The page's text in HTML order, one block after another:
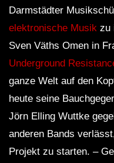
Darmstädter
elektronische Musik zu
Sven Väths Omen in
Underground
ganze Welt auf den
heute seine
Jörn Elling Wuttke
anderen Bands
Projekt zu starten. –